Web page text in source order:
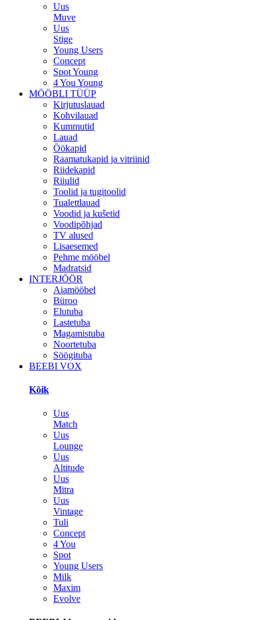
Uus
Muve
Uus
Stige
Young Users
Concept
Spot Young
4 You Young
MÖÖBLI TÜÜP
Kirjutuslauad
Kohvilauad
Kummutid
Lauad
Öökapid
Raamatukapid ja vitriinid
Riidekapid
Riiulid
Toolid ja tugitoolid
Tualettlauad
Voodid ja kušetid
Voodipõhjad
TV alused
Lisaesemed
Pehme mööbel
Madratsid
INTERJÖÖR
Aiamööbel
Büroo
Elutuba
Lastetuba
Magamistuba
Noortetuba
Söögituba
BEEBI VOX
Kõik
Uus
Match
Uus
Lounge
Uus
Altitude
Uus
Mitra
Uus
Vintage
Tuli
Concept
4 You
Spot
Young Users
Milk
Maxim
Evolve